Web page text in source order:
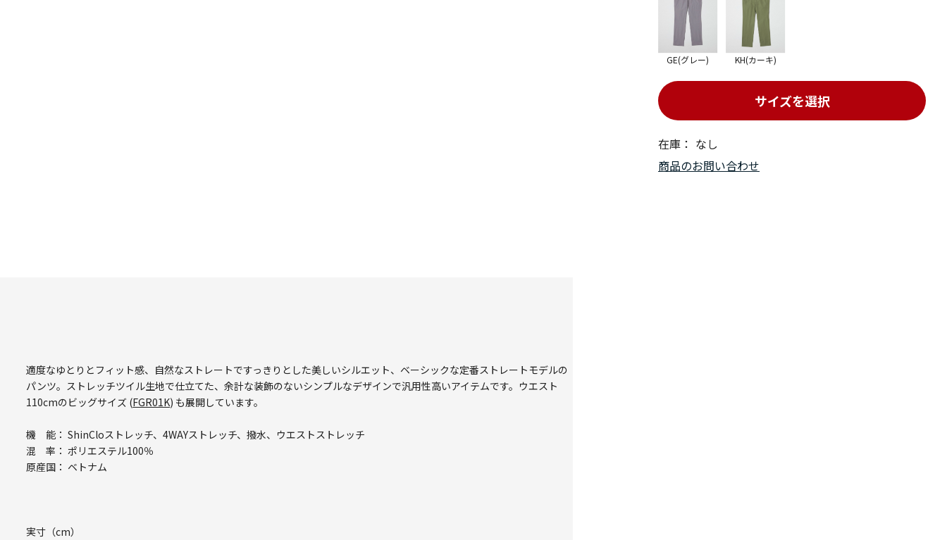
在庫： なし
サイズを選択
GE(グレー) KH(カーキ)
商品のお問い合わせ
適度なゆとりとフィット感、自然なストレートですっきりとした美しいシルエット、ベーシックな定番ストレートモデルの
パンツ。ストレッチツイル生地で仕立てた、余計な装飾のないシンプルなデザインで汎用性高いアイテムです。ウエスト
110cmのビッグサイズ (FGR01K) も展開しています。
機 能： ShinCloストレッチ、4WAYストレッチ、撥水、ウエストストレッチ
混 率： ポリエステル100％
原産国： ベトナム
実寸（cm）